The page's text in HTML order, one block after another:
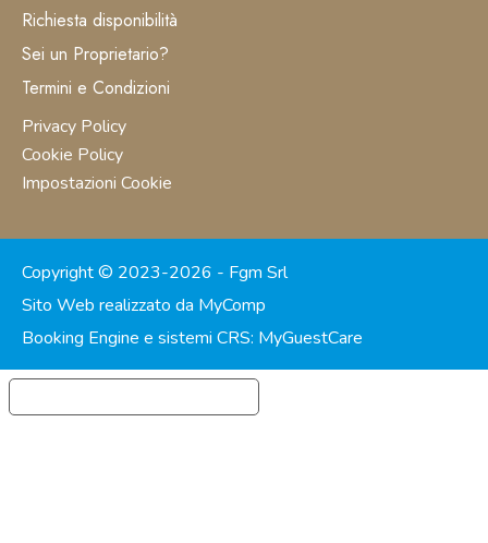
Richiesta disponibilità
Sei un Proprietario?
Termini e Condizioni
Privacy Policy
Cookie Policy
Impostazioni Cookie
Copyright © 2023-2026 - Fgm Srl
Sito Web realizzato da MyComp
Booking Engine e sistemi CRS: MyGuestCare